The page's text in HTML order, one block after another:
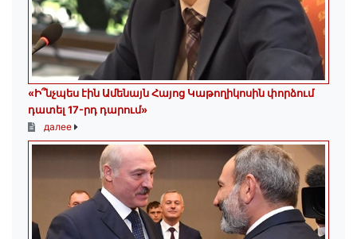
«Ի՞նչպես էին Ամենայն Հայոց Կաթողիկոսին փորձում
դատել 17-րդ դարում»
далее